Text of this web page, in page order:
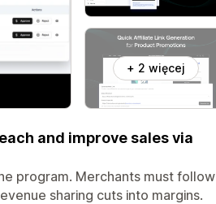
+ 2 więcej
and improve sales via
program. Merchants must follow
sharing cuts into margins.